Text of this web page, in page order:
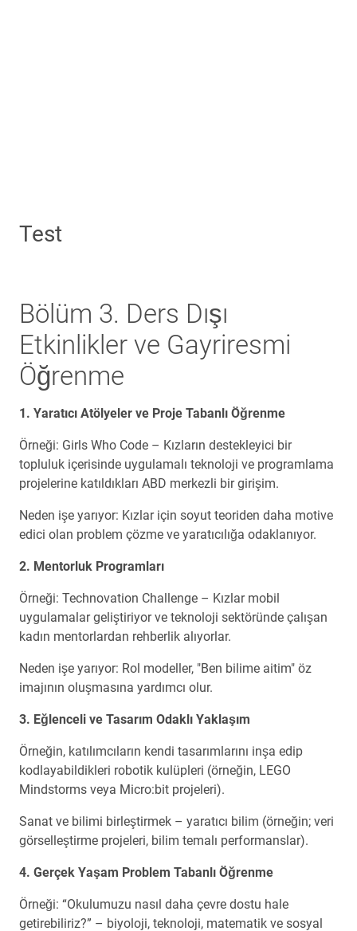
Test
Bölüm 3. Ders Dışı
Etkinlikler ve Gayriresmi
Öğrenme
1. Yaratıcı Atölyeler ve Proje Tabanlı Öğrenme
Örneği: Girls Who Code – Kızların destekleyici bir
topluluk içerisinde uygulamalı teknoloji ve programlama
projelerine katıldıkları ABD merkezli bir girişim.
Neden işe yarıyor: Kızlar için soyut teoriden daha motive
edici olan problem çözme ve yaratıcılığa odaklanıyor.
2. Mentorluk Programları
Örneği: Technovation Challenge – Kızlar mobil
uygulamalar geliştiriyor ve teknoloji sektöründe çalışan
kadın mentorlardan rehberlik alıyorlar.
Neden işe yarıyor: Rol modeller, "Ben bilime aitim" öz
imajının oluşmasına yardımcı olur.
3. Eğlenceli ve Tasarım Odaklı Yaklaşım
Örneğin, katılımcıların kendi tasarımlarını inşa edip
kodlayabildikleri robotik kulüpleri (örneğin, LEGO
Mindstorms veya Micro:bit projeleri).
Sanat ve bilimi birleştirmek – yaratıcı bilim (örneğin; veri
görselleştirme projeleri, bilim temalı performanslar).
4. Gerçek Yaşam Problem Tabanlı Öğrenme
Örneği: “Okulumuzu nasıl daha çevre dostu hale
getirebiliriz?” – biyoloji, teknoloji, matematik ve sosyal